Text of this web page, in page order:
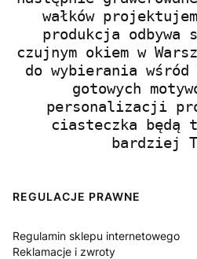
wałków
produkcja odbywa
czujnym okiem w
do wybierania
gotowych
personalizacji
ciasteczka będą
bardziej
Linki w stopce
REGULACJE PRAWNE
Regulamin sklepu internetowego
Reklamacje i zwroty